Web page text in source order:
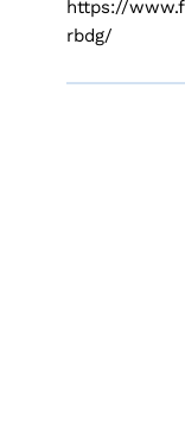
https://
rbdg/